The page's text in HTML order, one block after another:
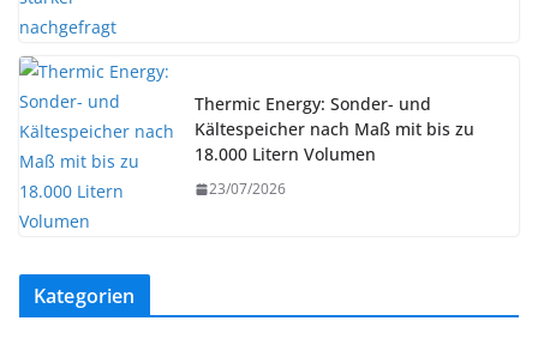
Thermic Energy: Sonder- und
Kältespeicher nach Maß mit bis zu
18.000 Litern Volumen
23/07/2026
Kategorien